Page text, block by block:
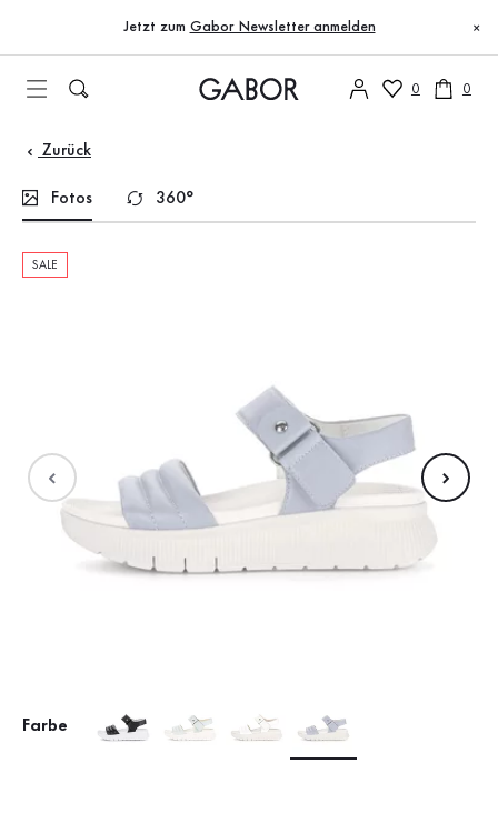
Zum Inhaltsverzeichnis
Zur Hauptnavigation
Jetzt zum Gabor Newsletter anmelden ×
0 0
Zurück
Fotos 360°
SALE
Farbe